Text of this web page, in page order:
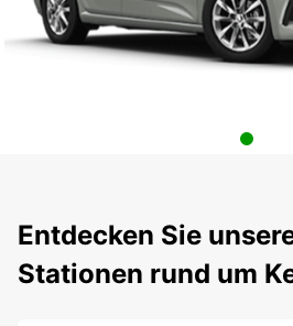
Entdecken Sie
Stationen rund um